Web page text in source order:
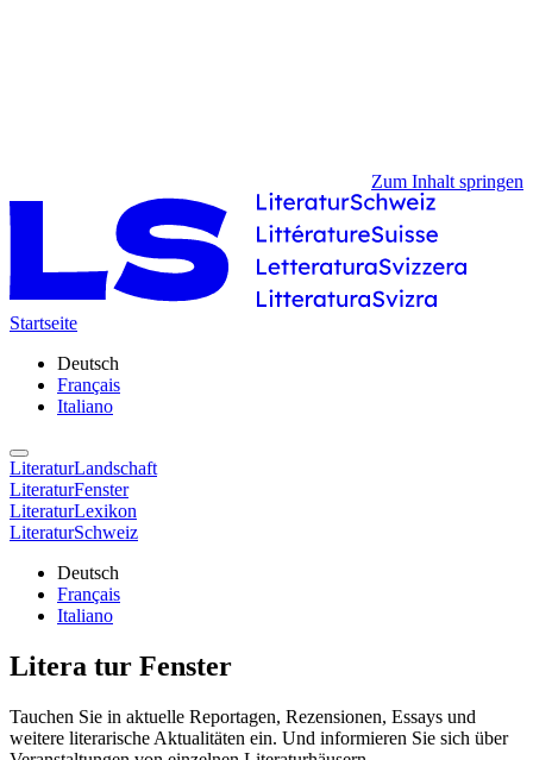
Zum Inhalt springen
Startseite
Deutsch
Français
Italiano
LiteraturLandschaft
LiteraturFenster
LiteraturLexikon
LiteraturSchweiz
Deutsch
Français
Italiano
Litera tur Fenster
Tauchen Sie in aktuelle Reportagen, Rezensionen, Essays und
weitere literarische Aktualitäten ein. Und informieren Sie sich über